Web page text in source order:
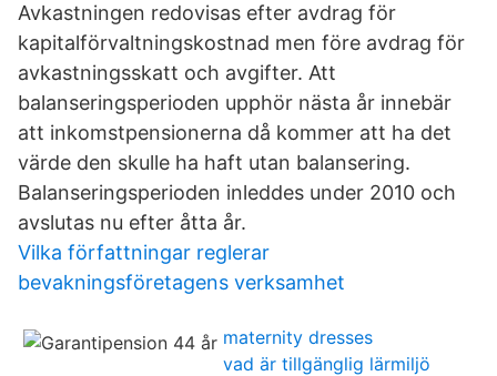
Avkastningen redovisas efter avdrag för
kapitalförvaltningskostnad men före avdrag för
avkastningsskatt och avgifter. Att
balanseringsperioden upphör nästa år innebär
att inkomstpensionerna då kommer att ha det
värde den skulle ha haft utan balansering.
Balanseringsperioden inleddes under 2010 och
avslutas nu efter åtta år.
Vilka författningar reglerar
bevakningsföretagens verksamhet
maternity dresses
vad är tillgänglig lärmiljö